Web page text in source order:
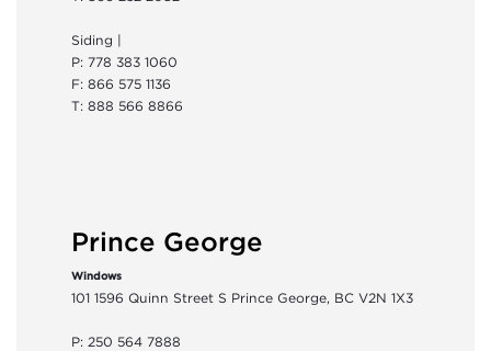
Siding |
P: 778 383 1060
F: 866 575 1136
T: 888 566 8866
Prince George
Windows
101 1596 Quinn Street S Prince George, BC V2N 1X3
P: 250 564 7888